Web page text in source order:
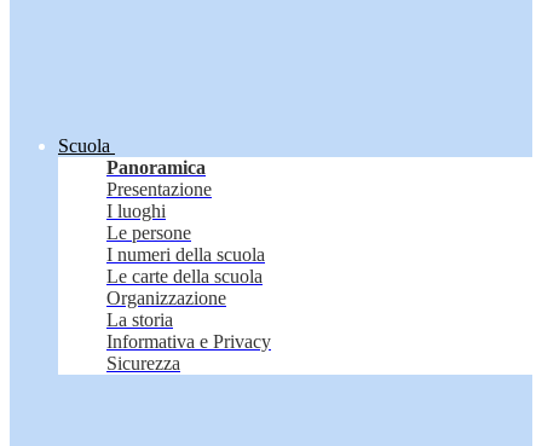
Scuola
Panoramica
Presentazione
I luoghi
Le persone
I numeri della scuola
Le carte della scuola
Organizzazione
La storia
Informativa e Privacy
Sicurezza